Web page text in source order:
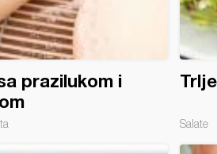
prazilukom i
Salate